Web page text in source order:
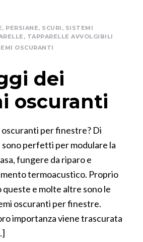
, PERSIANE, SCURI , SISTEMI
, TAPPARELLE AVVOLGIBILI
OSCURANTI
dei
oscuranti
oscuranti per finestre? Di
perfetti per modulare la
fungere da riparo e
termoacustico. Proprio
e molte altre sono le
oscuranti per finestre.
importanza viene trascurata